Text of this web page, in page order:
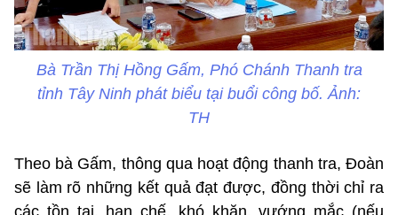
Bà Trần Thị Hồng Gấm, Phó Chánh Thanh tra
tỉnh Tây Ninh phát biểu tại buổi công bố. Ảnh:
TH
Theo bà Gấm, thông qua hoạt động thanh tra, Đoàn
sẽ làm rõ những kết quả đạt được, đồng thời chỉ ra